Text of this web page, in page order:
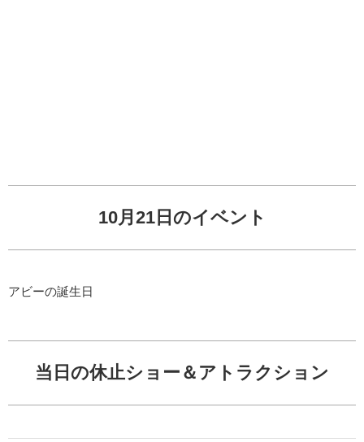
10月21日のイベント
アビーの誕生日
当日の休止ショー＆アトラクション